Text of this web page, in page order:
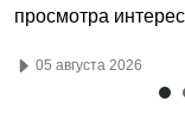
просмотра
05 августа 2026